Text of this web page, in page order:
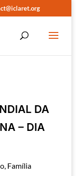
DA
– DIA
, Família